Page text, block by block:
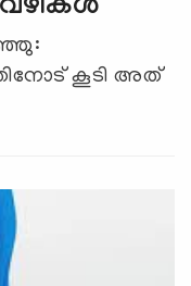
വഴികള്‍
കൂടി അത്